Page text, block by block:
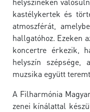
kastélykertek és
atmoszférát,
hallgatóhoz. Ezeken
koncertre érkezik,
helyszín
muzsika együtt
A Filharmónia
zenei kínálattal